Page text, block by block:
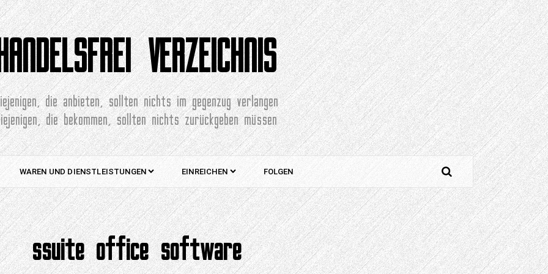
HANDELSFREI VERZEICHNIS
die anbieten, sollten nichts im gegenzug verlangen
die bekommen, sollten nichts zurückgeben müssen
WAREN UND DIENSTLEISTUNGEN EINREICHEN FOLGEN
ssuite office software